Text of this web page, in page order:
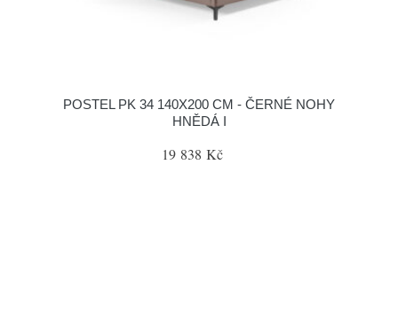
POSTEL PK 34 140X200 CM - ČERNÉ NOHY
HNĚDÁ I
19 838 Kč